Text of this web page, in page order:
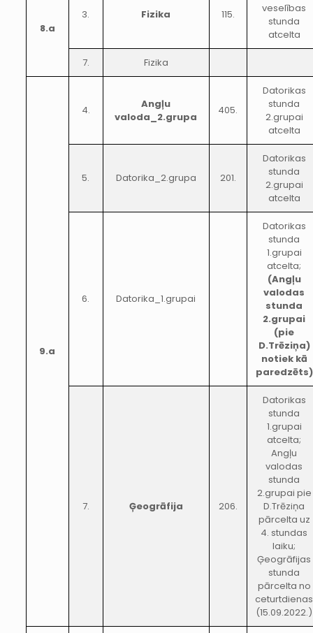
8.a
3. Fizika 115.
veselības
stunda
atcelta
7. Fizika
9.a
4.
Angļu
valoda_2.grupa
405.
Datorikas
stunda
2.grupai
atcelta
5. Datorika_2.grupa 201.
Datorikas
stunda
2.grupai
atcelta
6. Datorika_1.grupai
Datorikas
stunda
1.grupai
atcelta;
(Angļu
valodas
stunda
2.grupai
(pie
D.Trēziņa)
notiek kā
paredzēts)
7. Ģeogrāfija 206.
Datorikas
stunda
1.grupai
atcelta;
Angļu
valodas
stunda
2.grupai pie
D.Trēziņa
pārcelta uz
4. stundas
laiku;
Ģeogrāfijas
stunda
pārcelta no
ceturtdienas
(15.09.2022.)